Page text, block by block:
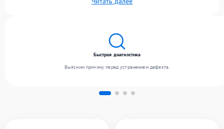
беремся за задачи любой сложности и гарантируем высокое качество обслуживания
Быстрая диагностика
Выясним причину перед устранением дефекта.